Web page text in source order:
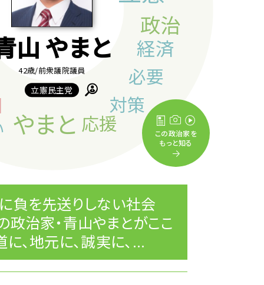
山 やまと
42歳/前衆議院議員
立憲民主党
この政治家を
もっと知る
負を先送りしない社会
治家・青山やまとがここ
、地元に、誠実に、...